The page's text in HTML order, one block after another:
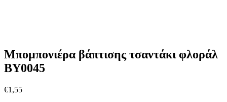
Μπομπονιέρα βάπτισης τσαντάκι φλοράλ
ΒΥ0045
€1,55